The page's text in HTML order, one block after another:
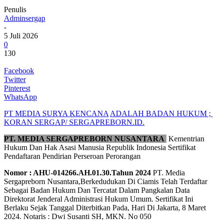
Penulis
Adminsergap
-
5 Juli 2026
0
130
Facebook
Twitter
Pinterest
WhatsApp
PT MEDIA SURYA KENCANA ADALAH BADAN HUKUM ;
KORAN SERGAP/ SERGAPREBORN.ID.
PT. MEDIA SERGAPREBORN NUSANTARA Kementrian
Hukum Dan Hak Asasi Manusia Republik Indonesia Sertifikat
Pendaftaran Pendirian Perseroan Perorangan
Nomor : AHU-014266.AH.01.30.Tahun 2024 PT. Media
Sergapreborn Nusantara,Berkedudukan Di Ciamis Telah Terdaftar
Sebagai Badan Hukum Dan Tercatat Dalam Pangkalan Data
Direktorat Jenderal Administrasi Hukum Umum. Sertifikat Ini
Berlaku Sejak Tanggal Diterbitkan Pada, Hari Di Jakarta, 8 Maret
2024. Notaris : Dwi Susanti SH, MKN. No 050